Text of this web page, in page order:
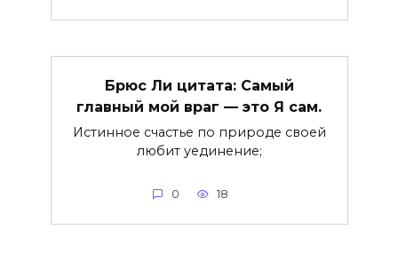
Брюс Ли цитата: Самый
главный мой враг — это Я сам.
Истинное счастье по природе своей
любит уединение;
0 18